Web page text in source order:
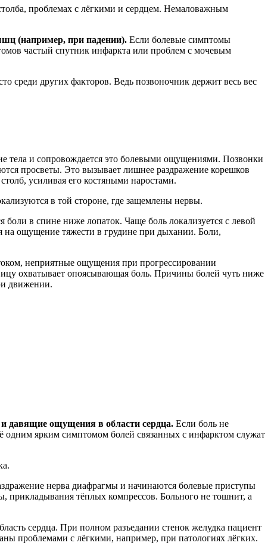
проблемах с лёгкими и сердцем. Немаловажным
(например, при падении). Если болевые симптомы
частый спутник инфаркта или проблем с мочевым
среди других факторов. Ведь позвоночник держит весь вес
тела и сопровождается это болевыми ощущениями. Позвонки
просветы. Это вызывает лишнее раздражение корешков
усиливая его костяными наростами.
в той стороне, где защемлены нервы.
в спине ниже лопаток. Чаще боль локализуется с левой
на ощущение тяжести в грудине при дыхании. Боли,
неприятные ощущения при прогрессировании
охватывает опоясывающая боль. Причины болей чуть ниже
движении.
давящие ощущения в области сердца. Если боль не
одним ярким симптомом болей связанных с инфарктом служат
нерва диафрагмы и начинаются болевые приступы
прикладывания тёплых компрессов. Больного не тошнит, а
сердца. При полном разъедании стенок желудка пациент
проблемами с лёгкими, например, при патологиях лёгких.